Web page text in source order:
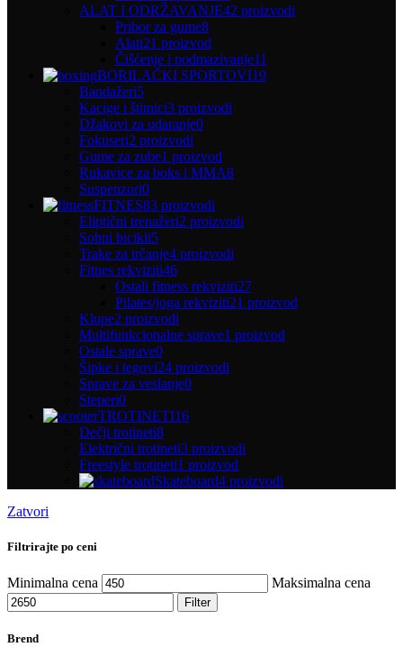
ALAT I ODRŽAVANJE42 proizvodi
Pribor za gume8
Alati21 proizvod
Čišćenje i podmazivanje11
BORILAČKI SPORTOVI19
Bandažeri5
Kacige i štitnici3 proizvodi
Džakovi za udaranje0
Fokuseri2 proizvodi
Gume za zube1 proizvod
Rukavice za boks i MMA8
Suspenzori0
FITNES83 proizvodi
Eliptični trenažeri2 proizvodi
Sobni bicikli5
Trake za trčanje4 proizvodi
Fitnes rekviziti46
Ostali fitness rekviziti27
Pilates/joga rekviziti21 proizvod
Klupe2 proizvodi
Multifunkcionalne sprave1 proizvod
Ostale sprave0
Šipke i tegovi24 proizvodi
Sprave za veslanje0
Steperi0
TROTINETI16
Dečji trotineti8
Električni trotineti3 proizvodi
Freestyle trotineti1 proizvod
Skateboard4 proizvodi
Zatvori
Filtrirajte po ceni
Minimalna cena Maksimalna cena
Filter
Brend